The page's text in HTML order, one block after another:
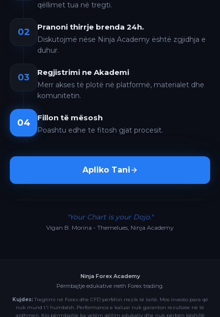
qëllimet tua në tregti.
02 Pranoni thirrje brenda 24h.
Diskutojmë nëse Ninja Academy është zgjidhja e
duhur.
03 Regjistrimi ne Akademi
Merr akses të plotë në platformë, materialet dhe
komunitetin.
04 Fillon të mësosh
Poashtu edhe te fitosh gjat procesit.
Apliko Tani
"Your Chart is your Dojo."
Vigan B. Morina - Themelues, Ninja Academy
Ninja Forex Academy
Përmbajtje edukative rreth Forex trading.
Kujdes:Tregtimi në Forex dhe CFD përfshin rrezik të lartë. Mos investo para që
nuk mund t'i humbësh. Performanca e kaluar nuk garanton rezultate në të
ardhmen. Kjo përmbajtje ka vetëm qëllim edukativ dhe nuk përbën këshillë